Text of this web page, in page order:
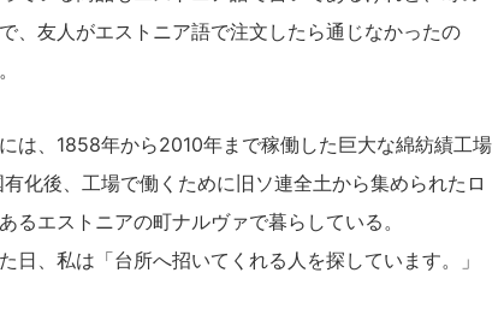
、友人がエストニア語で注文したら通じなかったの
は、1858年から2010年まで稼働した巨大な綿紡績工場
化後、工場で働くために旧ソ連全土から集められたロ
るエストニアの町ナルヴァで暮らしている。
、私は「台所へ招いてくれる人を探しています。」